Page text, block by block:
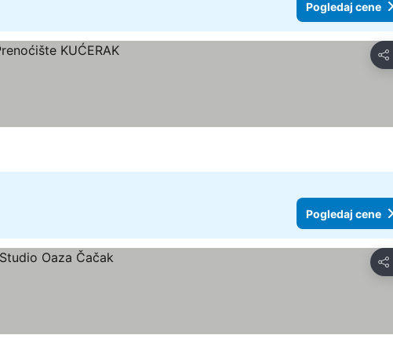
Pogledaj cene
Deli
Pogledaj cene
Deli